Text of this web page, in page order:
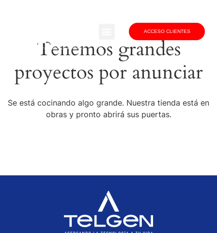
ACCESO CLIENTES
Tenemos grandes
proyectos por anunciar
Se está cocinando algo grande. Nuestra tienda está en
obras y pronto abrirá sus puertas.